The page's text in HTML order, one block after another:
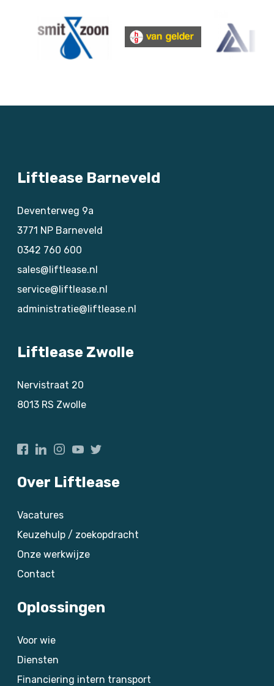
Liftlease Barneveld
Deventerweg 9a
3771 NP Barneveld
0342 760 600
sales@liftlease.nl
service@liftlease.nl
administratie@liftlease.nl
Liftlease Zwolle
Nervistraat 20
8013 RS Zwolle
Over Liftlease
Vacatures
Keuzehulp / zoekopdracht
Onze werkwijze
Contact
Oplossingen
Voor wie
Diensten
Financiering intern transport